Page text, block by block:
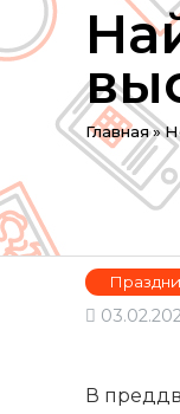
Вы
Главная»
В